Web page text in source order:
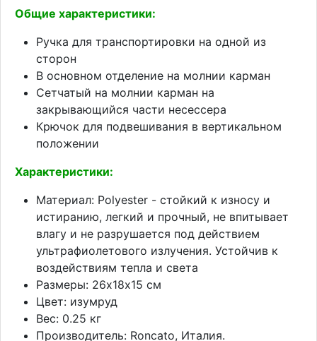
Общие характеристики:
Ручка для транспортировки на одной из
сторон
В основном отделение на молнии карман
Сетчатый на молнии карман на
закрывающийся части несессера
Крючок для подвешивания в вертикальном
положении
Характеристики:
Материал: Polyester - стойкий к износу и
истиранию, легкий и прочный, не впитывает
влагу и не разрушается под действием
ультрафиолетового излучения. Устойчив к
воздействиям тепла и света
Размеры: 26х18х15 см
Цвет: изумруд
Вес: 0.25 кг
Производитель: Roncato, Италия.